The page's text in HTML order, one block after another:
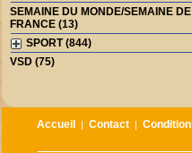
SEMAINE DU MONDE/SEMAINE DE
FRANCE (13)
SPORT (844)
VSD (75)
Accueil |Contact |